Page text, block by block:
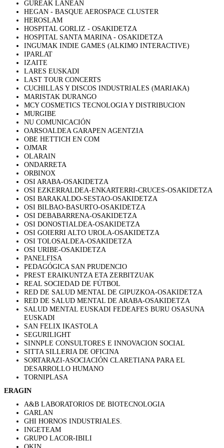
GUREAK LANEAN
HEGAN - BASQUE AEROSPACE CLUSTER
HEROSLAM
HOSPITAL GORLIZ - OSAKIDETZA
HOSPITAL SANTA MARINA - OSAKIDETZA
INGUMAK INDIE GAMES (ALKIMO INTERACTIVE)
IPARLAT
IZAITE
LARES EUSKADI
LAST TOUR CONCERTS
CUCHILLAS Y DISCOS INDUSTRIALES (MARIAKA)
MARISTAK DURANGO
MCY COSMETICS TECNOLOGIA Y DISTRIBUCION
MURGIBE
NU COMUNICACIÓN
OARSOALDEA GARAPEN AGENTZIA
OBE HETTICH EN COM
OJMAR
OLARAIN
ONDARRETA
ORBINOX
OSI ARABA-OSAKIDETZA
OSI EZKERRALDEA-ENKARTERRI-CRUCES-OSAKIDETZA
OSI BARAKALDO-SESTAO-OSAKIDETZA
OSI BILBAO-BASURTO-OSAKIDETZA
OSI DEBABARRENA-OSAKIDETZA
OSI DONOSTIALDEA-OSAKIDETZA
OSI GOIERRI ALTO UROLA-OSAKIDETZA
OSI TOLOSALDEA-OSAKIDETZA
OSI URIBE-OSAKIDETZA
PANELFISA
PEDAGÓGICA SAN PRUDENCIO
PREST ERAIKUNTZA ETA ZERBITZUAK
REAL SOCIEDAD DE FÚTBOL
RED DE SALUD MENTAL DE GIPUZKOA-OSAKIDETZA
RED DE SALUD MENTAL DE ARABA-OSAKIDETZA
SALUD MENTAL EUSKADI FEDEAFES BURU OSASUNA
EUSKADI
SAN FELIX IKASTOLA
SEGURILIGHT
SINNPLE CONSULTORES E INNOVACION SOCIAL
SITTA SILLERIA DE OFICINA
SORTARAZI-ASOCIACIÓN CLARETIANA PARA EL
DESARROLLO HUMANO
TORNIPLASA
ERAGIN
A&B LABORATORIOS DE BIOTECNOLOGIA
GARLAN
GHI HORNOS INDUSTRIALES.
INGETEAM
GRUPO LACOR-IBILI
OKIN